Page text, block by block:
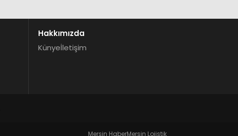
Hakkımızda
Künyeİletişim
Mersin HaberMersin Lojistik